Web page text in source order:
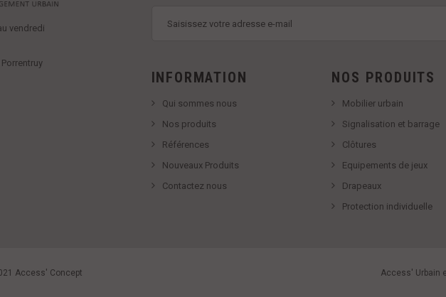
vendredi
INFORMATION
Qui sommes nous
Nos produits
Références
Nouveaux Produits
Contactez nous
NOS PRODUITS
Mobilier urbain
Signalisation et barrage
Clôtures
Equipements de jeux
Drapeaux
Protection individuelle
Access' Concept Access' Urbain